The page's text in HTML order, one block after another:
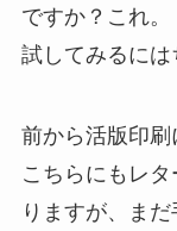
ですか？これ。
試してみるには
前から活版印刷
こちらにもレ
りますが、ま